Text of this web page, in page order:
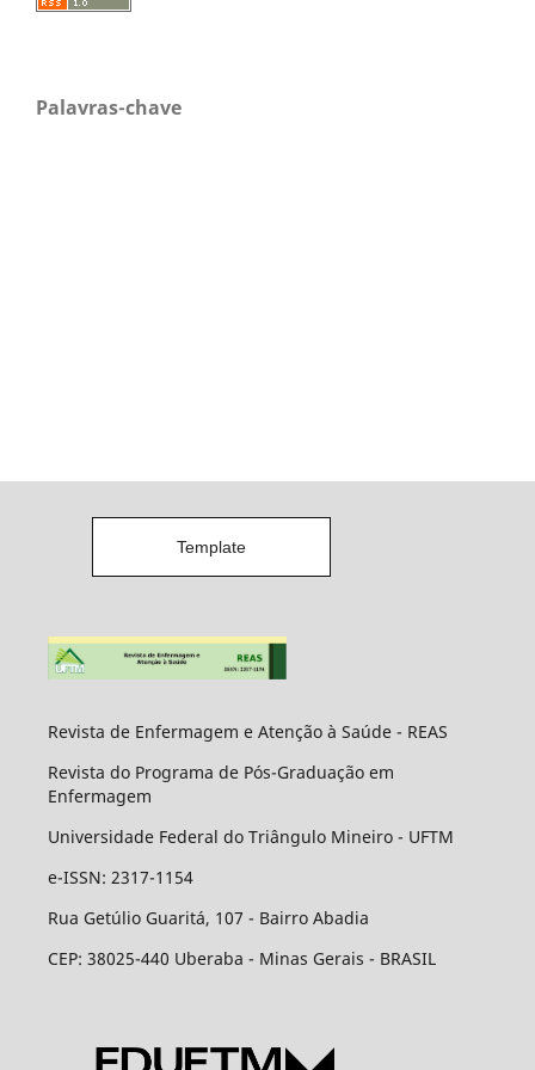
Palavras-chave
Template
Revista de Enfermagem e Atenção à Saúde - REAS
Revista do Programa de Pós-Graduação em
Enfermagem
Universidade Federal do Triângulo Mineiro - UFTM
e-ISSN: 2317-1154
Rua Getúlio Guaritá, 107 - Bairro Abadia
CEP: 38025-440 Uberaba - Minas Gerais - BRASIL